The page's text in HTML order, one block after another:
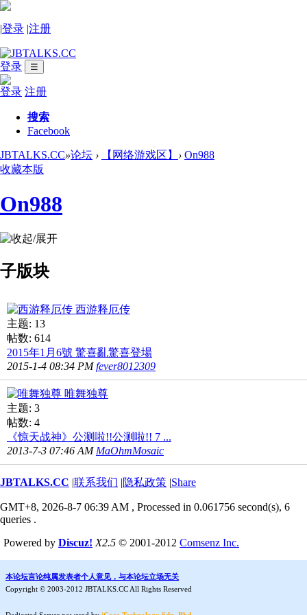
|登录 |注册
登录 ☰
登录 注册
搜索
Facebook
JBTALKS.CC»论坛 › 【网络游戏区】 › On988
收藏本版
On988
子版块
西游释厄传
主题: 13
帖数: 614
2015年1月6號 驚喜亂驚喜登場
2015-1-4 08:34 PMfever8012309
唯舞独尊
主题: 3
帖数: 4
《惊天战神》公测啦!!公测啦!! 7 ...
2013-7-3 07:46 AM MaOhmMosaic
JBTALKS.CC |联系我们 |隐私政策 |Share
GMT+8, 2026-8-7 06:39 AM , Processed in 0.061756 second(s), 6
queries .
Powered by Discuz! X2.5 © 2001-2012 Comsenz Inc.
本论坛言论纯属发表者个人意见，与本论坛立场无关
Copyright © 2003-2012 JBTALKS.CC All Rights Reserved